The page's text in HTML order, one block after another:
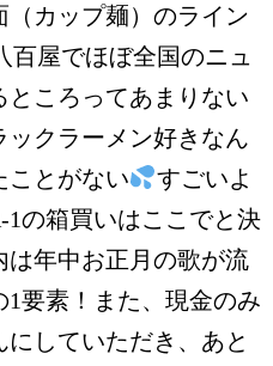
（カップ麺）のライン
百屋でほぼ全国のニュ
ころってあまりない
クラーメン好きなん
ことがない
すごいよ
1の箱買いはここでと決
年中お正月の歌が流
要素！また、現金のみ
していただき、あと